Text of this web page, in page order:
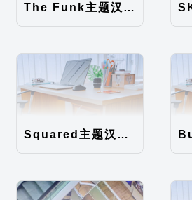
The Funk主题汉化包
Squared主题汉化包